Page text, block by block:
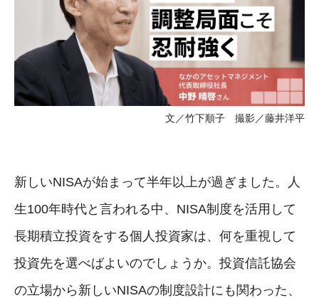
文／竹下順子 撮影／藤井洋平
新しいNISAが始まって半年以上が過ぎました。人
生100年時代と言われる中、NISA制度を活用して
長期積立投資をする個人投資家は、何を重視して
投資先を選べばよいのでしょうか。投資信託協会
の立場から新しいNISAの制度設計にも関わった、